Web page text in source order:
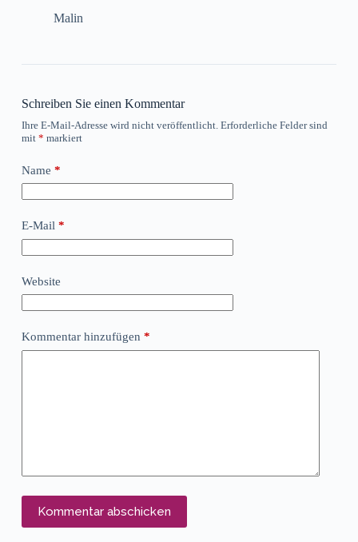
Malin
Schreiben Sie einen Kommentar
Ihre E-Mail-Adresse wird nicht veröffentlicht. Erforderliche Felder sind
mit * markiert
Name *
E-Mail*
Website
Kommentar hinzufügen *
Kommentar abschicken